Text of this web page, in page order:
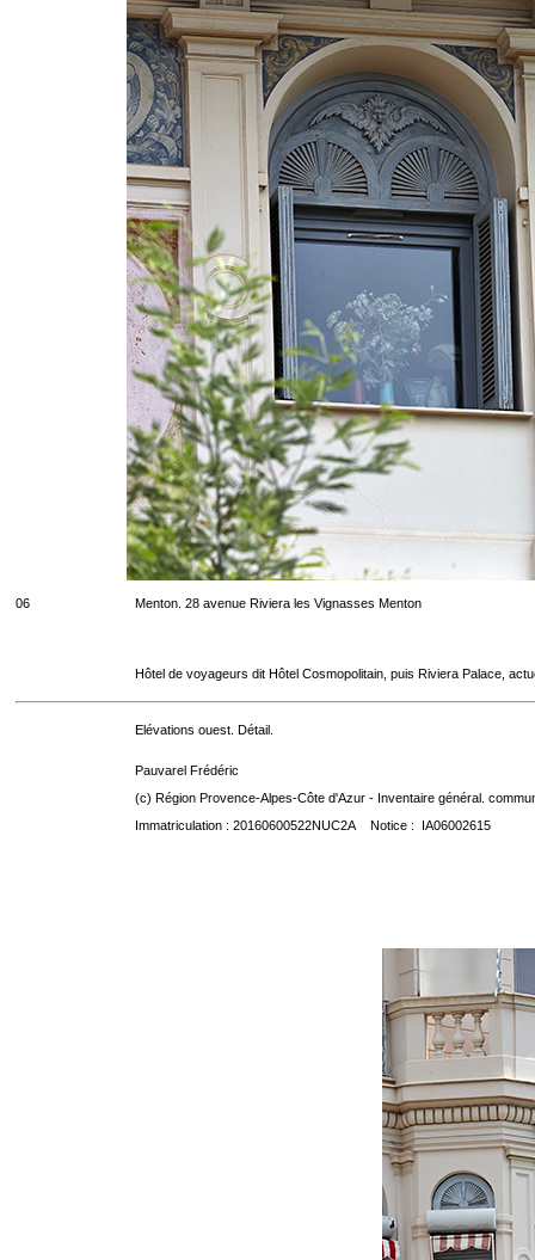
06 Menton. 28 avenue Riviera les Vignasses Menton
Hôtel de voyageurs dit Hôtel Cosmopolitain, puis Riviera Palace,
Elévations ouest. Détail.
Pauvarel Frédéric
(c) Région Provence-Alpes-Côte d'Azur - Inventaire général.
Immatriculation : 20160600522NUC2A Notice : IA06002615